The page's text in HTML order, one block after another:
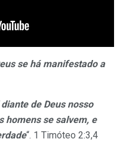
se há manifestado a
de Deus nosso
homens se salvem, e
“. 1 Timóteo 2:3,4